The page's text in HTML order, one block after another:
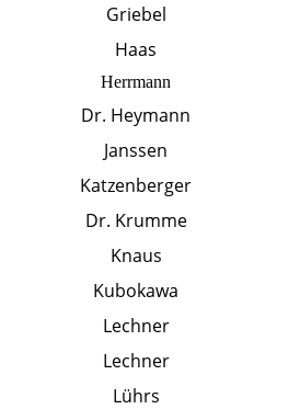
Griebel
Haas
Herrmann
Dr. Heymann
Janssen
Katzenberger
Dr. Krumme
Knaus
Kubokawa
Lechner
Lechner
Lührs